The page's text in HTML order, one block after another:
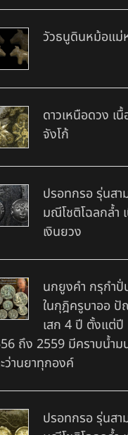
วัวธนูดินหม้อแม่
ดาวเหนือดวง เ
จังโก้
ปรอทกรอ รุ่นสา
มณีโชติโฉลกล้ำ
เงินยวง
นกยูงคำ กรุกำ
ในกุฎิครูบาออ
เสก 4 ปี ตั้งแต่ปี
ถึง 2559 มีคราบน้ำม
ว่านยาทุกองค์
ปรอทกรอ รุ่นสา